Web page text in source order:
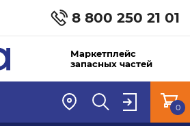
8 800 250 21 01
Маркетплейс
запасных частей
0